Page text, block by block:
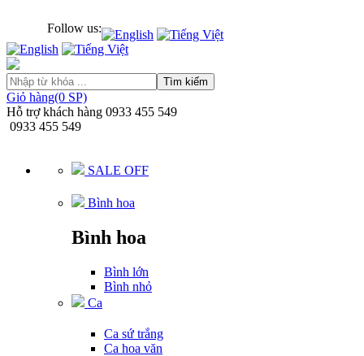
Follow us:
Tìm kiếm
Giỏ hàng(0 SP)
Hỗ trợ khách hàng 0933 455 549
0933 455 549
SALE OFF
Bình hoa
Bình hoa
Bình lớn
Bình nhỏ
Ca
Ca sứ trắng
Ca hoa văn